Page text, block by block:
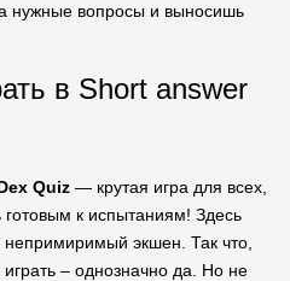
нужные вопросы и выносишь
в Short answer
Quiz — крутая игра для всех,
к испытаниям! Здесь
непримиримый экшен. Так что,
– однозначно да. Но не